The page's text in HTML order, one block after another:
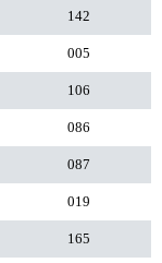
142
005
106
086
087
019
165